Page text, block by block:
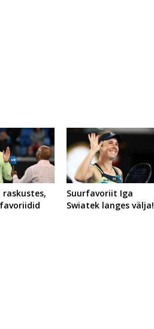
raskustes,
Suurfavoriit Iga
Swiatek langes välja!